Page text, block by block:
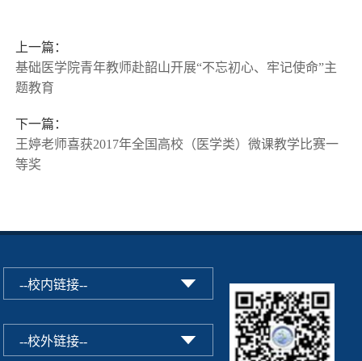
上一篇：
基础医学院青年教师赴韶山开展“不忘初心、牢记使命”主
题教育
下一篇：
王婷老师喜获2017年全国高校（医学类）微课教学比赛一
等奖